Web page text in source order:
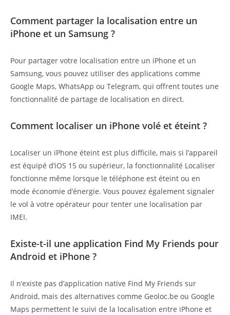
Comment partager la localisation entre un
iPhone et un Samsung ?
Pour partager votre localisation entre un iPhone et un
Samsung, vous pouvez utiliser des applications comme
Google Maps, WhatsApp ou Telegram, qui offrent toutes une
fonctionnalité de partage de localisation en direct.
Comment localiser un iPhone volé et éteint ?
Localiser un iPhone éteint est plus difficile, mais si l’appareil
est équipé d’iOS 15 ou supérieur, la fonctionnalité Localiser
fonctionne même lorsque le téléphone est éteint ou en
mode économie d’énergie. Vous pouvez également signaler
le vol à votre opérateur pour tenter une localisation par
IMEI.
Existe-t-il une application Find My Friends pour
Android et iPhone ?
Il n’existe pas d’application native Find My Friends sur
Android, mais des alternatives comme Geoloc.be ou Google
Maps permettent le suivi de la localisation entre iPhone et